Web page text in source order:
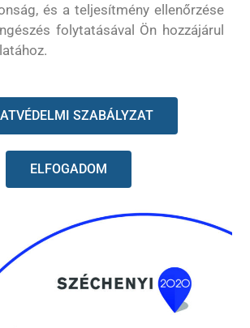
0,1 kg
TERMÉKEK
és a teljesítmény ellenőrzése
folytatásával Ön hozzájárul
SZABÁLYZAT
ELFOGADOM